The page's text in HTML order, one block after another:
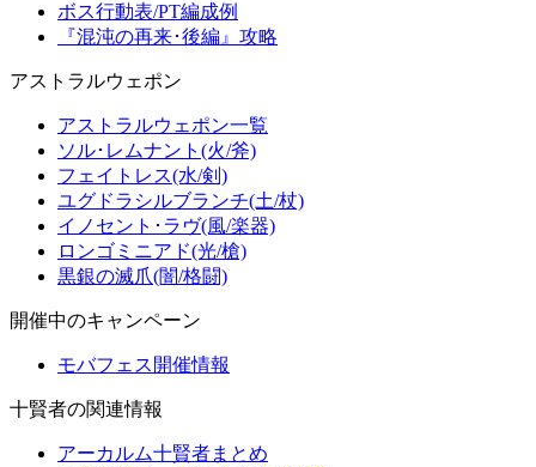
ボス行動表/PT編成例
『混沌の再来･後編』攻略
アストラルウェポン
アストラルウェポン一覧
ソル･レムナント(火/斧)
フェイトレス(水/剣)
ユグドラシルブランチ(土/杖)
イノセント･ラヴ(風/楽器)
ロンゴミニアド(光/槍)
黒銀の滅爪(闇/格闘)
開催中のキャンペーン
モバフェス開催情報
十賢者の関連情報
アーカルム十賢者まとめ